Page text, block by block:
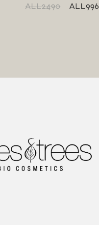
ALL2490 ALL996